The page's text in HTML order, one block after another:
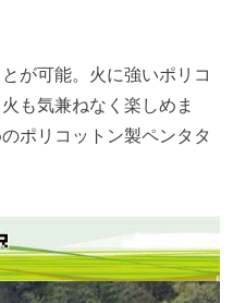
が可能。火に強いポリコ
も気兼ねなく楽しめま
ポリコットン製ペンタタ